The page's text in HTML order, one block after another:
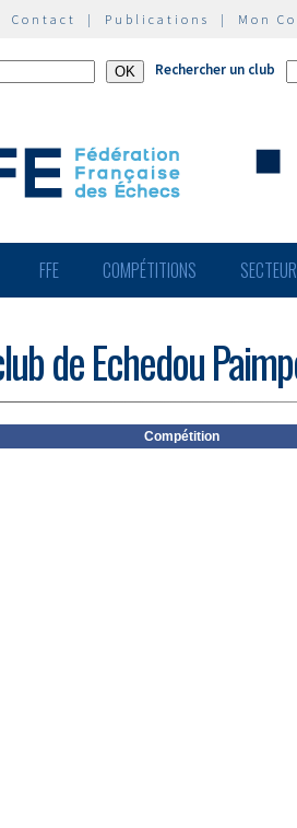
Contact | Publications | Mon
Rechercher un club
FFE COMPÉTITIONS
de Echedou
Compétition